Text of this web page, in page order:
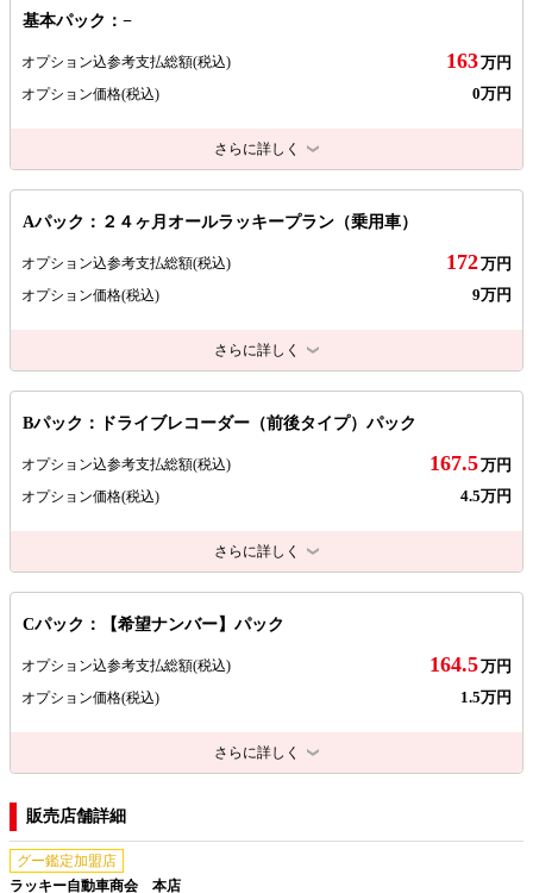
基本パック：−
オプション込参考支払総額(税込) 163万円
オプション価格(税込) 0万円
さらに詳しく
Aパック：２４ヶ月オールラッキープラン（乗用車）
オプション込参考支払総額(税込) 172万円
オプション価格(税込) 9万円
さらに詳しく
Bパック：ドライブレコーダー（前後タイプ）パック
オプション込参考支払総額(税込) 167.5万円
オプション価格(税込) 4.5万円
さらに詳しく
Cパック：【希望ナンバー】パック
オプション込参考支払総額(税込) 164.5万円
オプション価格(税込) 1.5万円
さらに詳しく
販売店舗詳細
グー鑑定加盟店
ラッキー自動車商会 本店